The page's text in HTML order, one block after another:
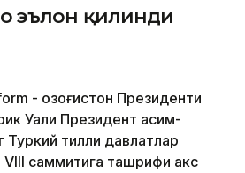
эълон қилинди
- Қозоғистон Президенти
Уали Президент Қасим-
тилли давлатлар
саммитига ташрифи акс